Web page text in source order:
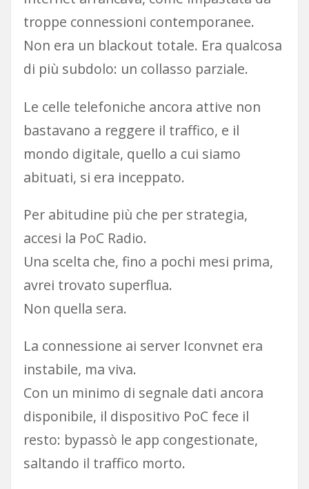
troppe connessioni contemporanee.
Non era un blackout totale. Era qualcosa
di più subdolo: un collasso parziale.
Le celle telefoniche ancora attive non
bastavano a reggere il traffico, e il
mondo digitale, quello a cui siamo
abituati, si era inceppato.
Per abitudine più che per strategia,
accesi la PoC Radio.
Una scelta che, fino a pochi mesi prima,
avrei trovato superflua.
Non quella sera.
La connessione ai server Iconvnet era
instabile, ma viva.
Con un minimo di segnale dati ancora
disponibile, il dispositivo PoC fece il
resto: bypassò le app congestionate,
saltando il traffico morto.